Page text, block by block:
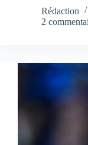
Rédaction
2